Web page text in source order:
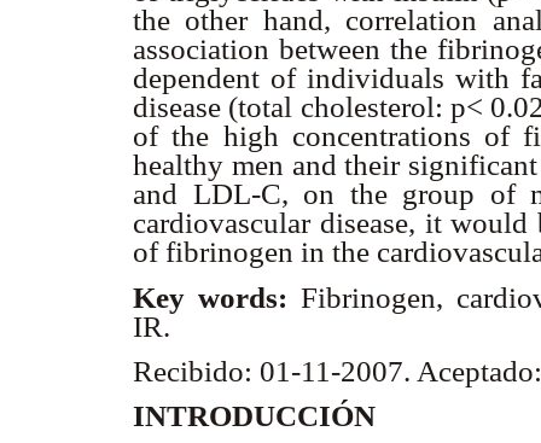
the other hand, correlation
association between the
dependent of individuals with
disease (total cholesterol: p<
of the high concentrations of
healthy men and their
and LDL-C, on the group of
cardiovascular disease, it
of fibrinogen in the
Key words: Fibrinogen,
IR.
Recibido: 01-11-2007.
INTRODUCCIÓN